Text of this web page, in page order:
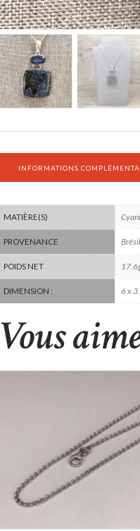
INFORMATIONS
MATIÈRE(S)
PROVENANCE Brésil
POIDS NET
DIMENSION : 6 x 3
Vous
Chaine en Argent
€